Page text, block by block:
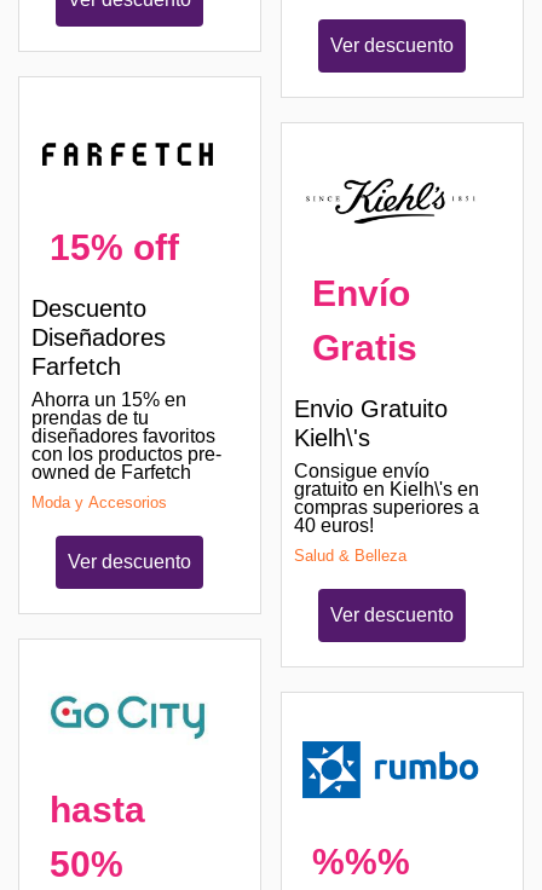
15% off
Descuento
Diseñadores
Farfetch
Ahorra un 15% en
prendas de tu
diseñadores favoritos
con los productos pre-
owned de Farfetch
Moda y Accesorios
Ver descuento
hasta
50%
Ver descuento
Envío
Gratis
Envio Gratuito
Kielh\'s
Consigue envío
gratuito en Kielh\'s en
compras superiores a
40 euros!
Salud & Belleza
Ver descuento
%%%